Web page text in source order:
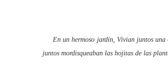
En un hermoso jardín, Vivian juntos una
juntos mordisqueaban las hojitas de las